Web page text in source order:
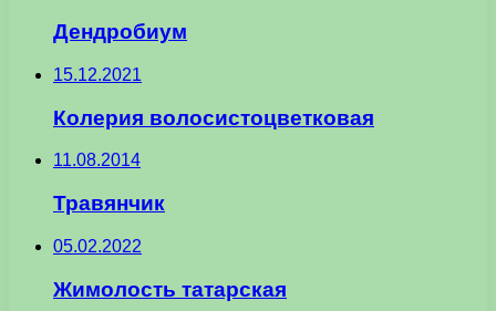
Дендробиум
15.12.2021
Колерия волосистоцветковая
11.08.2014
Травянчик
05.02.2022
Жимолость татарская